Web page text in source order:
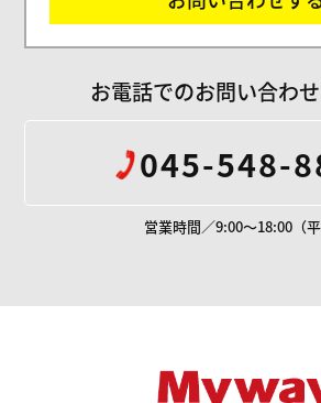
お電話でのお問い合わ
045-548-
営業時間／9:00～18:00（平